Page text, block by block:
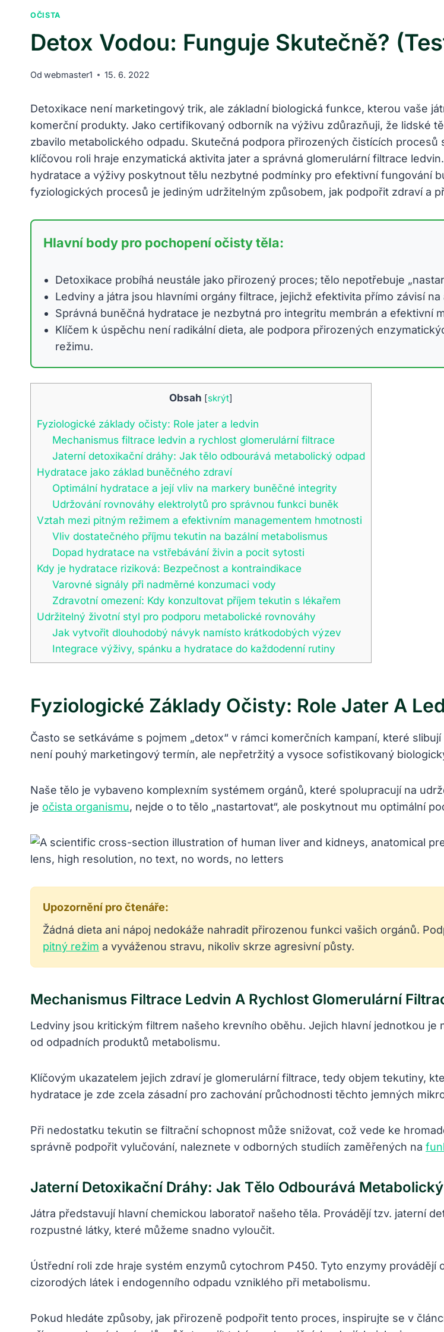
OČISTA
Detox Vodou: Funguje Skutečně?
Od webmaster1 15. 6. 2022
Detoxikace není marketingový trik, ale základní biologická funkce, kterou vaše
komerční produkty. Jako certifikovaný odborník na výživu zdůrazňuji, že lidské
zbavilo metabolického odpadu. Skutečná podpora přirozených čistících
klíčovou roli hraje enzymatická aktivita jater a správná glomerulární filtrace
hydratace a výživy poskytnout tělu nezbytné podmínky pro efektivní fungování
fyziologických procesů je jediným udržitelným způsobem, jak podpořit zdraví a
Hlavní body pro pochopení očisty těla:
Detoxikace probíhá neustále jako přirozený proces; tělo nepotřebuje
Ledviny a játra jsou hlavními orgány filtrace, jejichž efektivita přímo závisí
Správná buněčná hydratace je nezbytná pro integritu membrán a efektivní
Klíčem k úspěchu není radikální dieta, ale podpora přirozených
režimu.
Obsah [skrýt]
Fyziologické základy očisty: Role jater a ledvin
Mechanismus filtrace ledvin a rychlost glomerulární filtrace
Jaterní detoxikační dráhy: Jak tělo odbourává metabolický odpad
Hydratace jako základ buněčného zdraví
Optimální hydratace a její vliv na markery buněčné integrity
Udržování rovnováhy elektrolytů pro správnou funkci buněk
Vztah mezi pitným režimem a efektivním managementem hmotnosti
Vliv dostatečného příjmu tekutin na bazální metabolismus
Dopad hydratace na vstřebávání živin a pocit sytosti
Kdy je hydratace riziková: Bezpečnost a kontraindikace
Varovné signály při nadměrné konzumaci vody
Zdravotní omezení: Kdy konzultovat příjem tekutin s lékařem
Udržitelný životní styl pro podporu metabolické rovnováhy
Jak vytvořit dlouhodobý návyk namísto krátkodobých výzev
Integrace výživy, spánku a hydratace do každodenní rutiny
Fyziologické Základy Očisty: Role Jater A
Často se setkáváme s pojmem „detox“ v rámci komerčních kampaní, které
není pouhý marketingový termín, ale nepřetržitý a vysoce sofistikovaný
Naše tělo je vybaveno komplexním systémem orgánů, které spolupracují na
je očista organismu, nejde o to tělo „nastartovat“, ale poskytnout mu optimální
Upozornění pro čtenáře:
Žádná dieta ani nápoj nedokáže nahradit přirozenou funkci vašich orgánů.
pitný režim a vyváženou stravu, nikoliv skrze agresivní půsty.
Mechanismus Filtrace Ledvin A Rychlost Glomerulární
Ledviny jsou kritickým filtrem našeho krevního oběhu. Jejich hlavní jednotkou
od odpadních produktů metabolismu.
Klíčovým ukazatelem jejich zdraví je glomerulární filtrace, tedy objem tekutiny,
hydratace je zde zcela zásadní pro zachování průchodnosti těchto jemných
Při nedostatku tekutin se filtrační schopnost může snižovat, což vede ke
správně podpořit vylučování, naleznete v odborných studiích zaměřených na
Jaterní Detoxikační Dráhy: Jak Tělo Odbourává
Játra představují hlavní chemickou laboratoř našeho těla. Provádějí tzv. jaterní
rozpustné látky, které můžeme snadno vyloučit.
Ústřední roli zde hraje systém enzymů cytochrom P450. Tyto enzymy
cizorodých látek i endogenního odpadu vzniklého při metabolismu.
Pokud hledáte způsoby, jak přirozeně podpořit tento proces, inspirujte se v